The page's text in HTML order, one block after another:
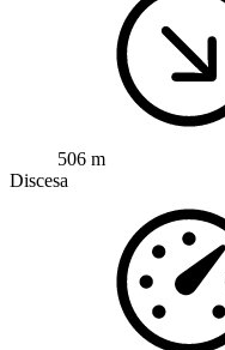
506 m
Discesa